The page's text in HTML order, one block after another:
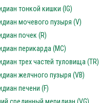
тонкой кишки (IG)
мочевого пузыря (V)
почек (R)
перикарда (MC)
трех частей туловища (TR)
желчного пузыря (VB)
печени (F)